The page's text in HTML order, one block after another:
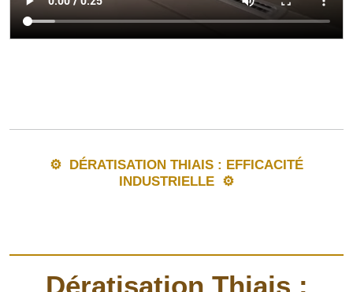
⚙️ DÉRATISATION THIAIS : EFFICACITÉ
INDUSTRIELLE ⚙️
Dératisation Thiais :